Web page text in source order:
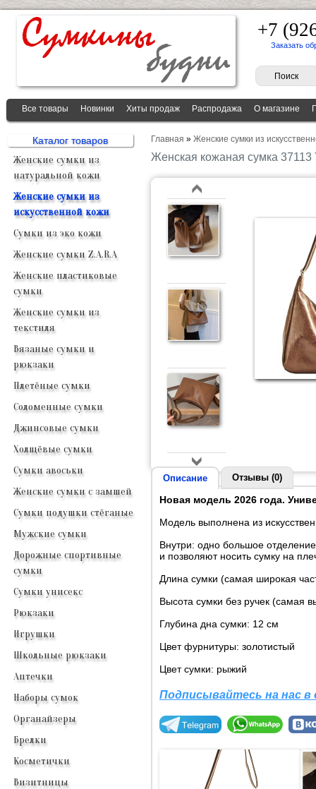
+7
Заказать
Все товары Новинки Хиты продаж Распродажа О магазине
Каталог товаров
Женские сумки из
натуральной кожи
Женские сумки из
искусственной кожи
Сумки из эко кожи
Женские сумки Z.A.R.A
Женские пластиковые
сумки
Женские сумки из
текстиля
Вязаные сумки и
рюкзаки
Плетёные сумки
Соломенные сумки
Джинсовые сумки
Холщёвые сумки
Сумки авоськи
Женские сумки с замшей
Сумки подушки стёганые
Мужские сумки
Дорожные спортивные
сумки
Сумки унисекс
Рюкзаки
Игрушки
Школьные рюкзаки
Аптечки
Наборы сумок
Органайзеры
Брелки
Косметички
Визитницы
Главная » Женские сумки из
Женская кожаная сумка 37113
Описание Отзывы (0)
Новая модель 2026 года.
Модель выполнена из
Внутри: одно большое
и позволяют носить сумку на
Длина сумки (самая широкая
Высота сумки без ручек (самая
Глубина дна сумки: 12 см
Цвет фурнитуры: золотистый
Цвет сумки: рыжий
Подписывайтесь на нас